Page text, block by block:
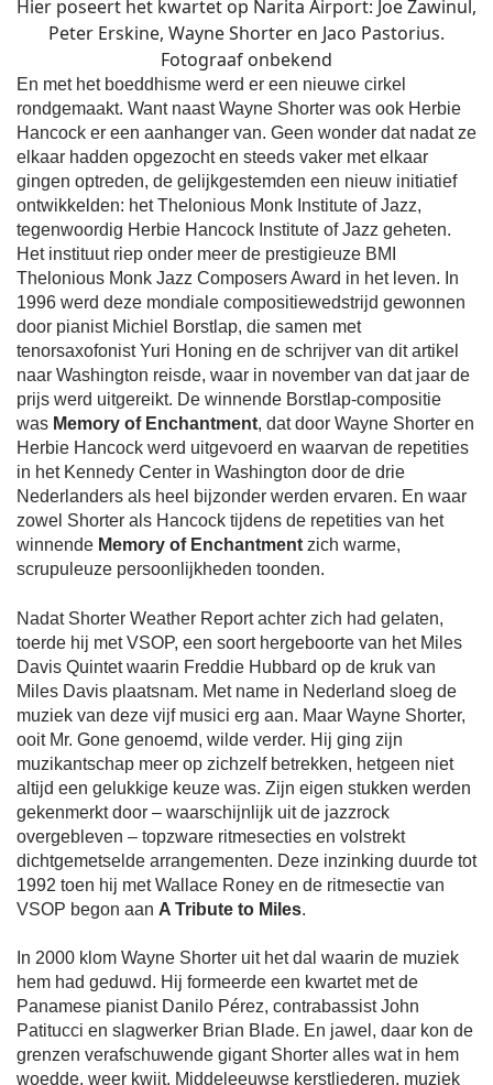
Hier poseert het kwartet op Narita Airport: Joe Zawinul,
Peter Erskine, Wayne Shorter en Jaco Pastorius.
Fotograaf onbekend
En met het boeddhisme werd er een nieuwe cirkel
rondgemaakt. Want naast Wayne Shorter was ook Herbie
Hancock er een aanhanger van. Geen wonder dat nadat ze
elkaar hadden opgezocht en steeds vaker met elkaar
gingen optreden, de gelijkgestemden een nieuw initiatief
ontwikkelden: het Thelonious Monk Institute of Jazz,
tegenwoordig Herbie Hancock Institute of Jazz geheten.
Het instituut riep onder meer de prestigieuze BMI
Thelonious Monk Jazz Composers Award in het leven. In
1996 werd deze mondiale compositiewedstrijd gewonnen
door pianist Michiel Borstlap, die samen met
tenorsaxofonist Yuri Honing en de schrijver van dit artikel
naar Washington reisde, waar in november van dat jaar de
prijs werd uitgereikt. De winnende Borstlap-compositie
was Memory of Enchantment, dat door Wayne Shorter en
Herbie Hancock werd uitgevoerd en waarvan de repetities
in het Kennedy Center in Washington door de drie
Nederlanders als heel bijzonder werden ervaren. En waar
zowel Shorter als Hancock tijdens de repetities van het
winnende Memory of Enchantment zich warme,
scrupuleuze persoonlijkheden toonden.
Nadat Shorter Weather Report achter zich had gelaten,
toerde hij met VSOP, een soort hergeboorte van het Miles
Davis Quintet waarin Freddie Hubbard op de kruk van
Miles Davis plaatsnam. Met name in Nederland sloeg de
muziek van deze vijf musici erg aan. Maar Wayne Shorter,
ooit Mr. Gone genoemd, wilde verder. Hij ging zijn
muzikantschap meer op zichzelf betrekken, hetgeen niet
altijd een gelukkige keuze was. Zijn eigen stukken werden
gekenmerkt door – waarschijnlijk uit de jazzrock
overgebleven – topzware ritmesecties en volstrekt
dichtgemetselde arrangementen. Deze inzinking duurde tot
1992 toen hij met Wallace Roney en de ritmesectie van
VSOP begon aan A Tribute to Miles.
In 2000 klom Wayne Shorter uit het dal waarin de muziek
hem had geduwd. Hij formeerde een kwartet met de
Panamese pianist Danilo Pérez, contrabassist John
Patitucci en slagwerker Brian Blade. En jawel, daar kon de
grenzen verafschuwende gigant Shorter alles wat in hem
woedde, weer kwijt. Middeleeuwse kerstliederen, muziek